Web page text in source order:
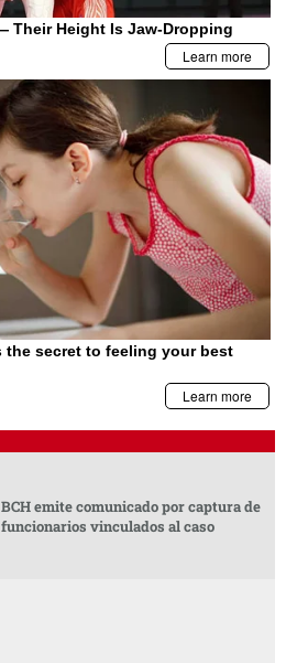
BCH emite comunicado por captura de
funcionarios vinculados al caso